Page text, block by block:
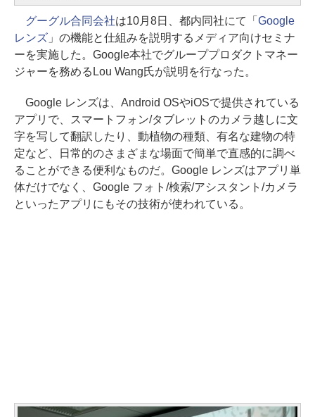
グーグル合同会社は10月8日、都内同社にて「 Google
レンズ」の機能と仕組みを説明するメディア向けセミナ
ーを実施した。Google本社でグループプロダクトマネー
ジャーを務めるLou Wang氏が説明を行なった。
Google レンズは、Android OSやiOSで提供されている
アプリで、スマートフォン/タブレットのカメラ越しに文
字を写して翻訳したり、動植物の種類、有名な建物の特
定など、日常的のさまざまな場面で簡単で直感的に調べ
ることができる便利なものだ。Google レンズはアプリ単
体だけでなく、Google フォト/検索/アシスタント/カメラ
といったアプリにもその技術が使われている。